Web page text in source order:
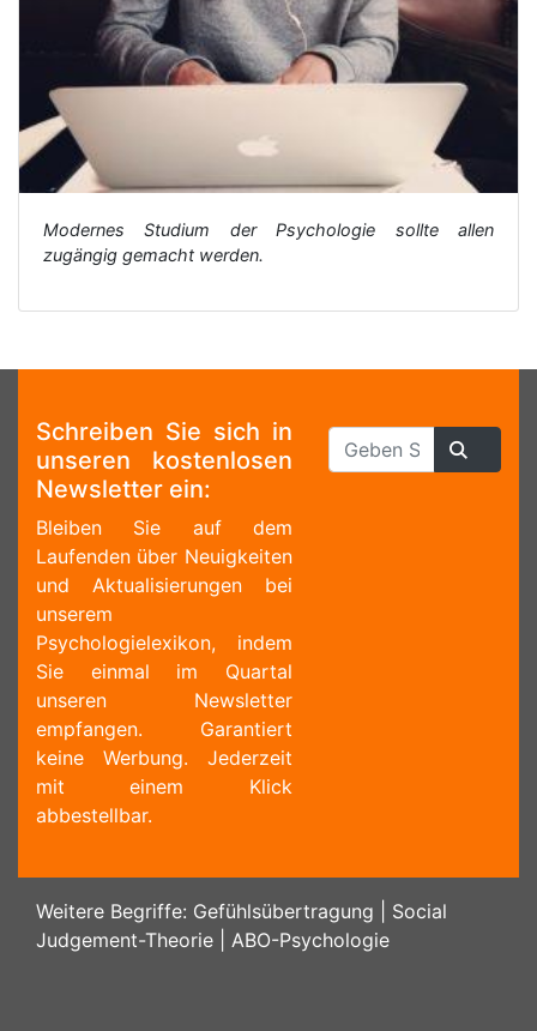
Modernes Studium der Psychologie sollte allen
zugängig gemacht werden.
Schreiben Sie sich in
unseren kostenlosen
Newsletter ein:
Bleiben Sie auf dem
Laufenden über Neuigkeiten
und Aktualisierungen bei
unserem
Psychologielexikon, indem
Sie einmal im Quartal
unseren Newsletter
empfangen. Garantiert
keine Werbung. Jederzeit
mit einem Klick
abbestellbar.
Weitere Begriffe: Gefühlsübertragung
Social
Judgement-Theorie
ABO-Psychologie